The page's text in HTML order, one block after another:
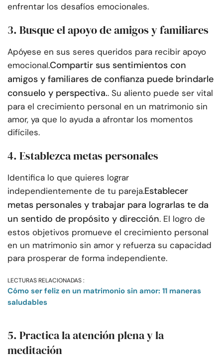
enfrentar los desafíos emocionales.
3. Busque el apoyo de amigos y familiares
Apóyese en sus seres queridos para recibir apoyo
emocional.Compartir sus sentimientos con
amigos y familiares de confianza puede brindarle
consuelo y perspectiva.. Su aliento puede ser vital
para el crecimiento personal en un matrimonio sin
amor, ya que lo ayuda a afrontar los momentos
difíciles.
4. Establezca metas personales
Identifica lo que quieres lograr
independientemente de tu pareja.Establecer
metas personales y trabajar para lograrlas te da
un sentido de propósito y dirección. El logro de
estos objetivos promueve el crecimiento personal
en un matrimonio sin amor y refuerza su capacidad
para prosperar de forma independiente.
LECTURAS RELACIONADAS :
Cómo ser feliz en un matrimonio sin amor: 11 maneras
saludables
5. Practica la atención plena y la
meditación